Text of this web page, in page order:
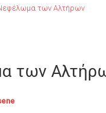
των Αλτήρων
των